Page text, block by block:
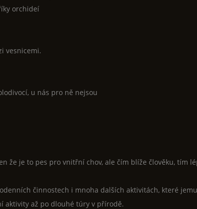
orchideí
vesnicemi.
u nás pro ně nejsou
že je to pes pro vnitřní chov, ale čím blíže člověku, tím
činnostech i mnoha dalších aktivitách, které
aktivity až po dlouhé túry v přírodě.